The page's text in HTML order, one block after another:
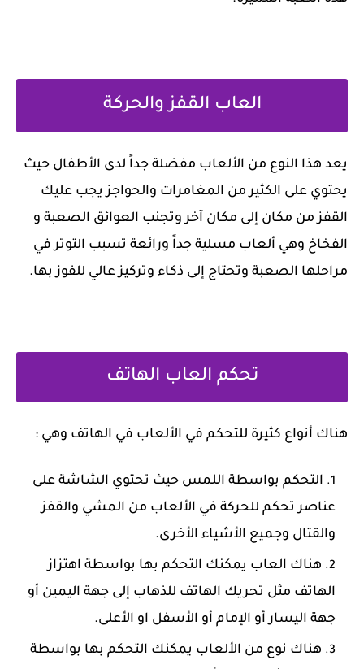
‏العاب القفز والحركة
‏يعد هذا النوع من الألعاب مفضلة جداً لدى الأطفال حيث
يحتوي على الكثير من المغامرات والحواجز يجب عليك
القفز من مكان إلى مكان آخر وتجنب العوائق الصعبة و
الفخاخ وهي ألعاب مسلية جداً ورائعة تسبب التوتر في
مراحلها الصعبة وتحتاج إلى ذكاء وتركيز عالي للفوز بها.
‏تحكم العاب الهاتف
‏هناك أنواع كثيرة للتحكم في الألعاب في الهاتف وهي :
‏التحكم بواسطة اللمس حيث تحتوي الشاشة على
عناصر تحكم للحركة في الألعاب من المشي والقفز
والقتال وجميع الأشياء الأخرى.
‏هناك العاب يمكنك التحكم بها بواسطة اهتزاز
الهاتف مثل تحريك الهاتف للذهاب إلى جهة اليمين أو
جهة اليسار أو الإمام أو الأسفل او الأعلى.
‏هناك نوع من الألعاب يمكنك التحكم بها بواسطة